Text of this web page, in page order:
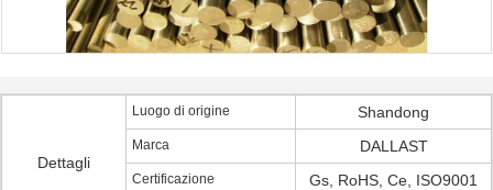
Dettagli
Luogo di origine Shandong
Marca DALLAST
Certificazione Gs, RoHS, Ce, ISO9001